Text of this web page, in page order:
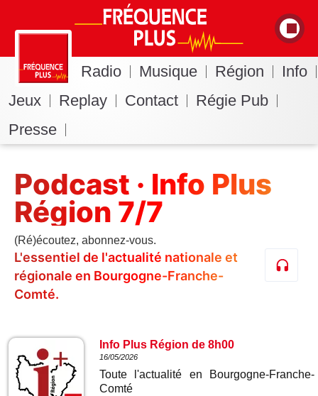
Radio Musique Région
Info
Jeux
Replay Contact
Régie Pub
Presse
Podcast · Info Plus
Région 7/7
(Ré)écoutez, abonnez-vous.
L'essentiel de l'actualité nationale et
régionale en Bourgogne-Franche-
Comté.
Info Plus Région de 8h00
16/05/2026
Toute l'actualité en Bourgogne-Franche-
Comté